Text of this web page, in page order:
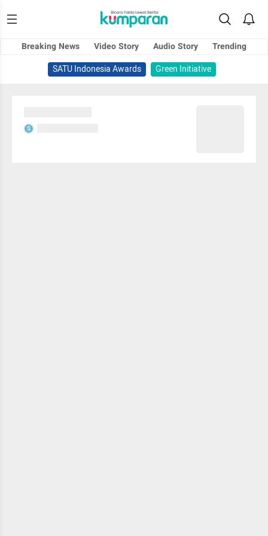
Breaking News Video Story Audio Story
Trending
SATU Indonesia Awards
Green Initiative
S